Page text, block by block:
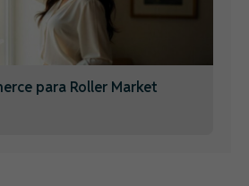
para Roller Market